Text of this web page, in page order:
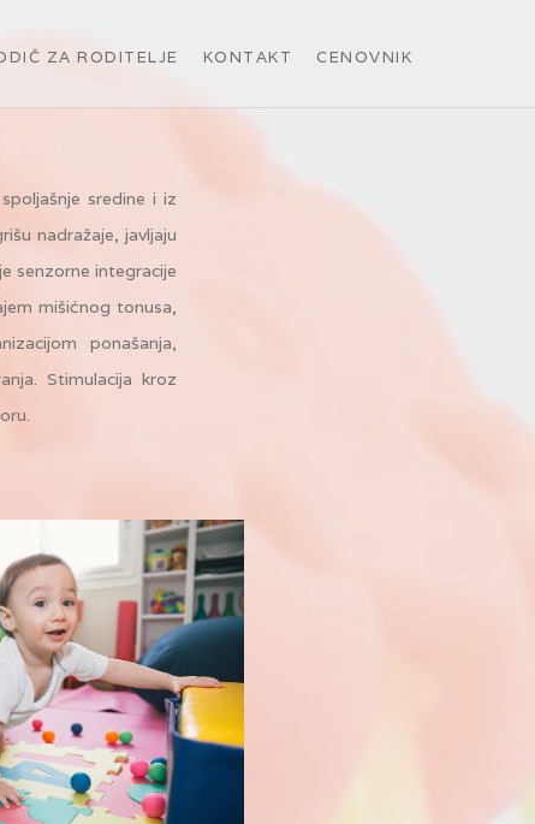
ZA RODITELJE KONTAKT CENOVNIK
sredine i iz
nadražaje, javljaju
senzorne integracije
mišićnog tonusa,
ponašanja,
Stimulacija kroz